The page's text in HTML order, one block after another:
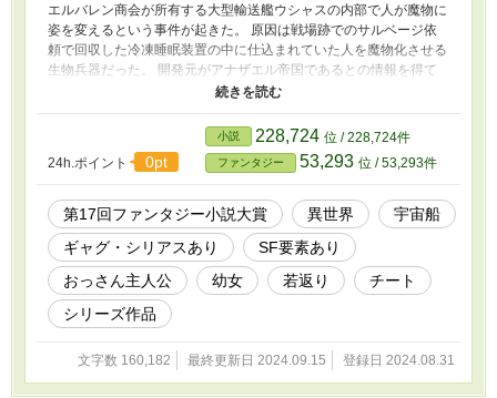
気に入り登録していただけると励みになります。 2024/9/15 執筆
開始 2024/9/20 投稿開始
エルバレン商会が所有する大型輸送艦ウシャスの内部で人が魔物に
姿を変えるという事件が起きた。 原因は戦場跡でのサルベージ依
頼で回収した冷凍睡眠装置の中に仕込まれていた人を魔物化させる
生物兵器だった。 開発元がアナザエル帝国であるとの情報を得て
いた商会長のジョニーは、情報を共有している副会長のヨハンに後
んで行く。 幼い娘、ジーナのことを思いながら。 ＊＊＊ 事件の三
日後──。 見知らぬ部屋で目を覚ました俺こと正木誠司（四十二
歳）は、部屋に訪れた言葉の通じない赤髪翠眼の幼女ジーナにワイ
ヤレスイヤホンケースを渡された。 その中に入っていたワイヤレ
スイヤホンを装着したところ、なんと目の前にＶＲゴーグルのよう
な画面が現れ、黒いスーツ姿の美女を映し出した。 【はじめまし
てマスター。私はエレスと申します。このイヤホン型ウェアラブル
デバイスに搭載されたサポートＡＩです。お困りのことがあれば、
いつでも気兼ねなくお声がけください】 俺はエレスから、装着し
たのがイヤホン型ウェアラブルデバイスであることと、ゲームのよ
うなステータス上昇が行えること、そして自分がアナザエル帝国と
いう国家に未開拓惑星の労働奴隷として異世界召喚された日本人五
千人のうちの一人という事実を知らされた。 そして現在、エルバ
レン商会が所有する小型艦マリーチで宇宙を航行中であることも。
24h.ポイント 0pt
小説 228,724 位 / 228,724件
ファンタジー 53,293 位 / 53,293件
第17回ファンタジー小説大賞 異世界
宇宙船
ギャグ・シリアスあり
SF要素あり
おっさん主人公
幼女 若返り
チート
シリーズ作品
文字数 160,182 最終更新日 2024.09.15 登録日 2024.08.31